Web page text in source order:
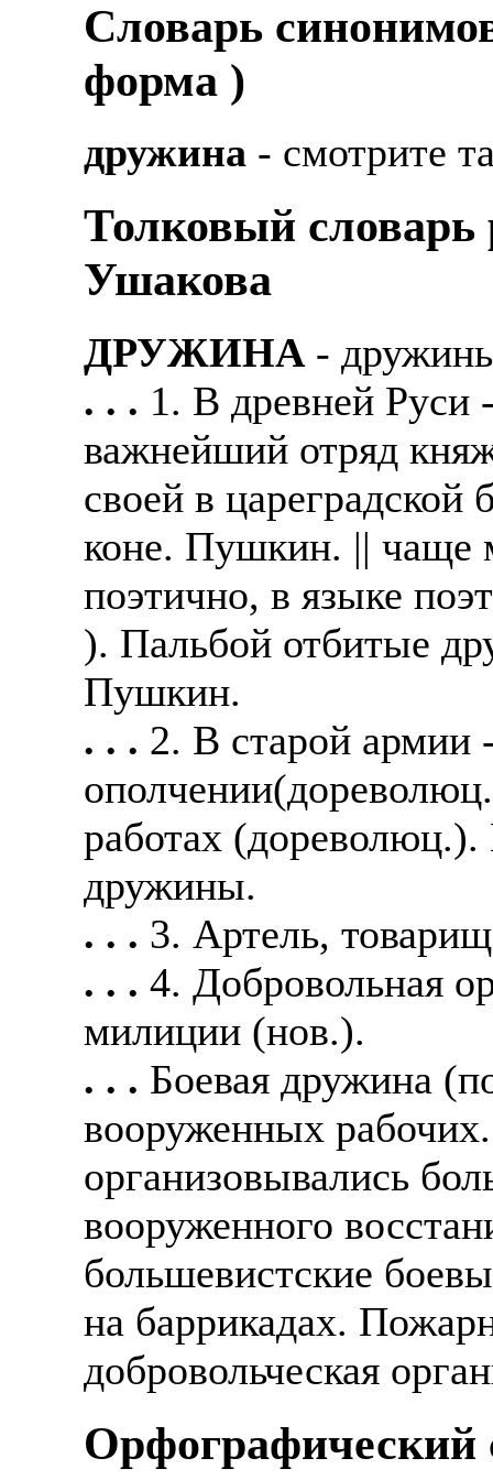
Cловарь
форма )
дружина - смотрите
Толковый словарь
Ушакова
ДРУЖИНА -
. . . 1. В древней Руси
важнейший отряд
своей в цареградской
коне. Пушкин. || чаще
поэтично, в языке
). Пальбой отбитые
Пушкин.
. . . 2. В старой армии
работах
дружины.
. . . 3. Артель,
. . . 4. Добровольная
милиции (нов.).
. . . Боевая дружина
вооруженных
организовывались
вооруженного
большевистские
на баррикадах.
добровольческая
Орфографический